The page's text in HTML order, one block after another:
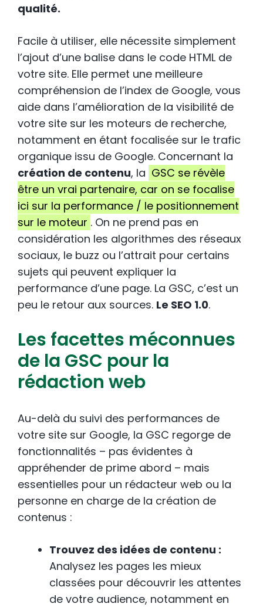
qualité.
Facile à utiliser, elle nécessite simplement
l’ajout d’une balise dans le code HTML de
votre site. Elle permet une meilleure
compréhension de l’index de Google, vous
aide dans l’amélioration de la visibilité de
votre site sur les moteurs de recherche,
notamment en étant focalisée sur le trafic
organique issu de Google. Concernant la
création de contenu, la GSC se révèle
être un vrai partenaire, car on se focalise
ici sur la performance / le positionnement
sur le moteur . On ne prend pas en
considération les algorithmes des réseaux
sociaux, le buzz ou l’attrait pour certains
sujets qui peuvent expliquer la
performance d’une page. La GSC, c’est un
peu le retour aux sources. Le SEO 1.0.
Les facettes méconnues
de la GSC pour la
rédaction web
Au-delà du suivi des performances de
votre site sur Google, la GSC regorge de
fonctionnalités – pas évidentes à
appréhender de prime abord – mais
essentielles pour un rédacteur web ou la
personne en charge de la création de
contenus :
Trouvez des idées de contenu :
Analysez les pages les mieux
classées pour découvrir les attentes
de votre audience, notamment en